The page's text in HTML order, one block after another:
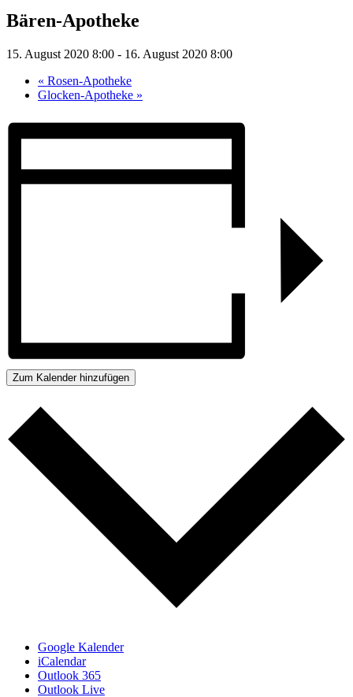
Bären-Apotheke
15. August 2020 8:00 - 16. August 2020 8:00
« Rosen-Apotheke
Glocken-Apotheke »
Zum Kalender hinzufügen
Google Kalender
iCalendar
Outlook 365
Outlook Live